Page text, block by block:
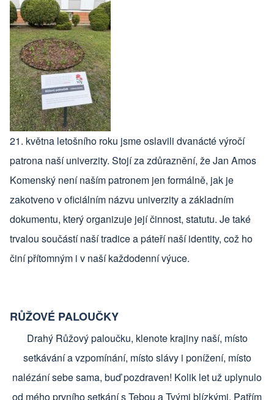
21. května letošního roku jsme oslavili dvanácté výročí
patrona naší univerzity. Stojí za zdůraznění, že Jan Amos
Komenský není naším patronem jen formálně, jak je
zakotveno v oficiálním názvu univerzity a základním
dokumentu, který organizuje její činnost, statutu. Je také
trvalou součástí naší tradice a páteří naší identity, což ho
činí přítomným i v naší každodenní výuce.
RŮŽOVÉ PALOUČKY
Drahý Růžový paloučku, klenote krajiny naší, místo
setkávání a vzpomínání, místo slávy i ponížení, místo
nalézání sebe sama, buď pozdraven! Kolik let už uplynulo
od mého prvního setkání s Tebou a Tvými blízkými. Patřím